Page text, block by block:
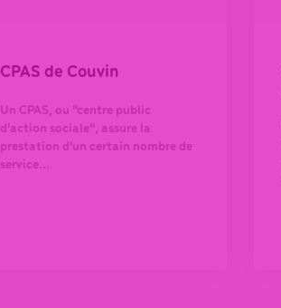
CPAS de Couvin
Un CPAS, ou "centre public
d'action sociale", assure la
prestation d'un certain nombre de
service...